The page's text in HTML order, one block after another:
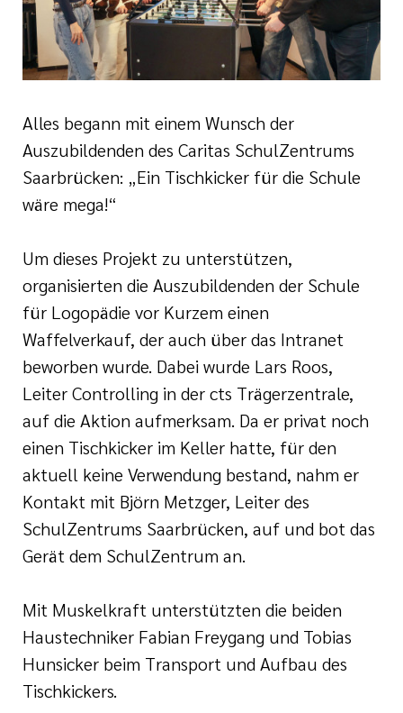
in
Alles begann mit einem Wunsch der
Auszubildenden des Caritas SchulZentrums
Saarbrücken: „Ein Tischkicker für die Schule
wäre mega!“
Um dieses Projekt zu unterstützen,
organisierten die Auszubildenden der Schule
für Logopädie vor Kurzem einen
Waffelverkauf, der auch über das Intranet
beworben wurde. Dabei wurde Lars Roos,
Leiter Controlling in der cts Trägerzentrale,
auf die Aktion aufmerksam. Da er privat noch
einen Tischkicker im Keller hatte, für den
aktuell keine Verwendung bestand, nahm er
Kontakt mit Björn Metzger, Leiter des
SchulZentrums Saarbrücken, auf und bot das
Gerät dem SchulZentrum an.
Mit Muskelkraft unterstützten die beiden
Haustechniker Fabian Freygang und Tobias
Hunsicker beim Transport und Aufbau des
Tischkickers.